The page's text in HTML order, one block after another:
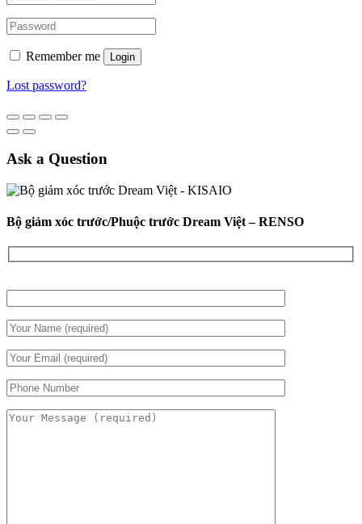
Remember me Login
Lost password?
Ask a Question
Bộ giảm xóc trước/Phuộc trước Dream Việt – RENSO